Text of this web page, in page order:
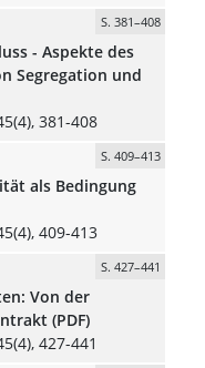
S. 381–408
- Aspekte des
Segregation und
381-408
S. 409–413
als Bedingung
409-413
S. 427–441
Von der
(PDF)
427-441